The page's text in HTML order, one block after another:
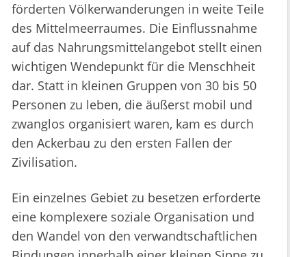
förderten Völkerwanderungen in weite Teile
des Mittelmeerraumes. Die Einflussnahme
auf das Nahrungsmittelangebot stellt einen
wichtigen Wendepunkt für die Menschheit
dar. Statt in kleinen Gruppen von 30 bis 50
Personen zu leben, die äußerst mobil und
zwanglos organisiert waren, kam es durch
den Ackerbau zu den ersten Fallen der
Zivilisation.
Ein einzelnes Gebiet zu besetzen erforderte
eine komplexere soziale Organisation und
den Wandel von den verwandtschaftlichen